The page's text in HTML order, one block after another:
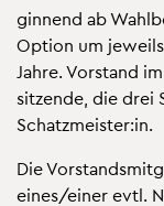
gin­nend ab
Op­ti­on um
Jahre. Vor­stand
sit­zen­de, die drei
Schatz­meis­ter:in.
Die
eines/einer evtl.